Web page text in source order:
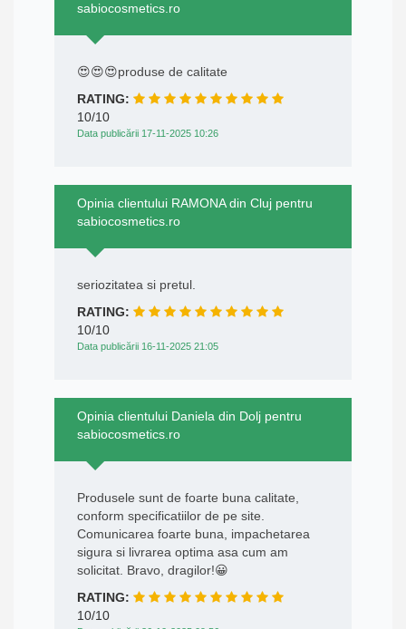
sabiocosmetics.ro
😍😍😍produse de calitate
RATING:
10/10
Data publicării 17-11-2025 10:26
Opinia clientului RAMONA din Cluj pentru
sabiocosmetics.ro
seriozitatea si pretul.
RATING:
10/10
Data publicării 16-11-2025 21:05
Opinia clientului Daniela din Dolj pentru
sabiocosmetics.ro
Produsele sunt de foarte buna calitate,
conform specificatiilor de pe site.
Comunicarea foarte buna, impachetarea
sigura si livrarea optima asa cum am
solicitat. Bravo, dragilor!😀
RATING:
10/10